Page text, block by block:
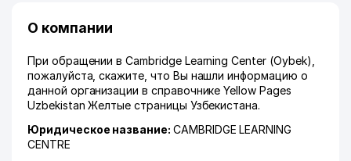
О компании
При обращении в Cambridge Learning Center (Oybek),
пожалуйста, скажите, что Вы нашли информацию о
данной организации в справочнике Yellow Pages
Uzbekistan Желтые страницы Узбекистана.
Юридическое название: CAMBRIDGE LEARNING
CENTRE